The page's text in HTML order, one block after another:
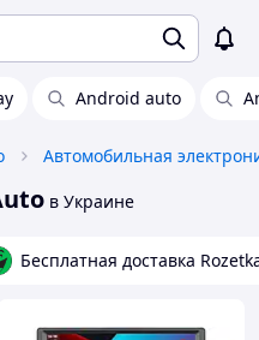
Android auto
Автомобильная
в Украине
Бесплатная доставка